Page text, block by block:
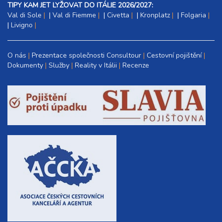
TIPY KAM JET LYŽOVAT DO ITÁLIE 2026/2027:
Val di Sole
| Val di Fiemme | Civetta | Kronplatz | Folgaria
| Livigno
O nás Prezentace společnosti Consultour Cestovní pojištění
Dokumenty Služby Reality v Itálii Recenze